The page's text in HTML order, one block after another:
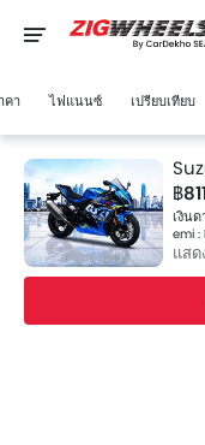
คา ไฟแนนซ์ เปรียบเทียบ
฿
เงิน
emi :
แส